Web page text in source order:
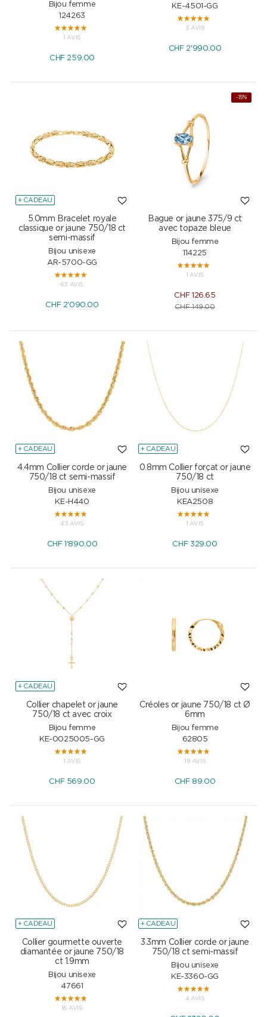
Bijou femme
124263
1 AVIS
CHF259.00
KE-4501-GG
3 AVIS
CHF2'990.00
+ CADEAU
5.0mm Bracelet royale
classique or jaune 750/18 ct
semi-massif
Bijou unisexe
AR-5700-GG
63 AVIS
CHF 2'090.00
-15%
Bague or jaune 375/9 ct
avec topaze bleue
Bijou femme
114225
1 AVIS
CHF 126.65
CHF149.00
+ CADEAU
4.4mm Collier corde or jaune
750/18 ct semi-massif
Bijou unisexe
KE-H440
43 AVIS
CHF 1'890.00
+ CADEAU
0.8mm Collier forçat or jaune
750/18 ct
Bijou unisexe
KEA2508
1 AVIS
CHF 329.00
+ CADEAU
Collier chapelet or jaune
750/18 ct avec croix
Bijou femme
KE-0025005-GG
1 AVIS
CHF 569.00
Créoles or jaune 750/18 ct Ø
6mm
Bijou femme
62805
19 AVIS
CHF 89.00
+ CADEAU
Collier gourmette ouverte
diamantée or jaune 750/18
ct 1.9mm
Bijou unisexe
47661
16 AVIS
+ CADEAU
3.3mm Collier corde or jaune
750/18 ct semi-massif
Bijou unisexe
KE-3360-GG
4 AVIS